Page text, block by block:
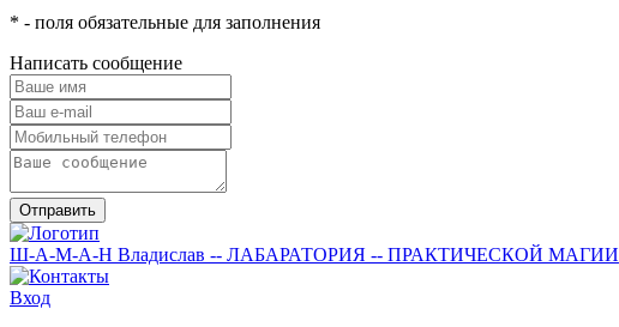
* - поля обязательные для заполнения
Написать сообщение
Отправить
Ш-А-М-А-Н Владислав -- ЛАБАРАТОРИЯ -- ПРАКТИЧЕСКОЙ МАГИИ
Вход